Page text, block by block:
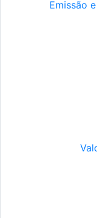
Emissão